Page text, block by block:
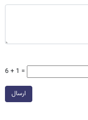
6 + 1 =
ارسال